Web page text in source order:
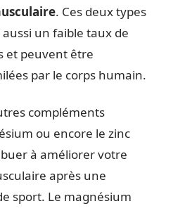
. Ces deux types
un faible taux de
et peuvent être
par le corps humain.
compléments
ou encore le zinc
à améliorer votre
après une
sport. Le magnésium